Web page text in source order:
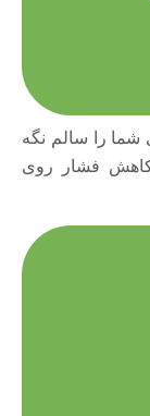
شما را سالم نگه
فشار روی